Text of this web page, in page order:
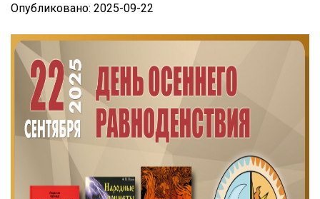
Опубликовано: 2025-09-22